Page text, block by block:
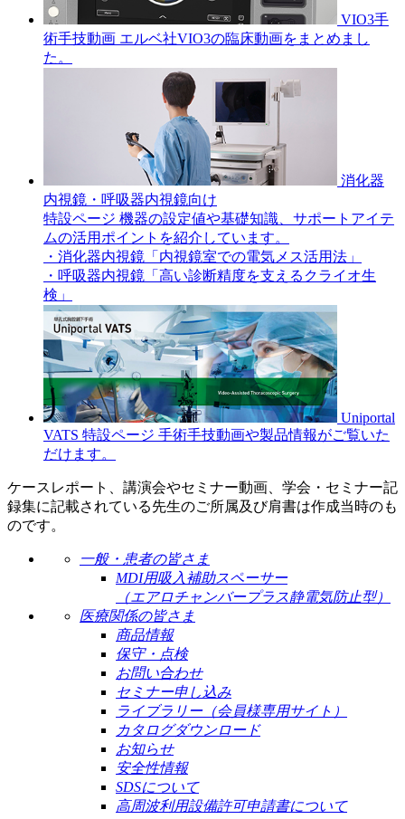
VIO3手
術手技動画 エルベ社VIO3の臨床動画をまとめまし
た。
消化器
内視鏡・呼吸器内視鏡向け
特設ページ 機器の設定値や基礎知識、サポートアイテ
ムの活用ポイントを紹介しています。
・消化器内視鏡「内視鏡室での電気メス活用法」
・呼吸器内視鏡「高い診断精度を支えるクライオ生
検」
Uniportal
VATS 特設ページ 手術手技動画や製品情報がご覧いた
だけます。
ケースレポート、講演会やセミナー動画、学会・セミナー記
録集に記載されている先生のご所属及び肩書は作成当時のも
のです。
一般・患者の皆さま
MDI用吸入補助スペーサー
（エアロチャンバープラス静電気防止型）
医療関係の皆さま
商品情報
保守・点検
お問い合わせ
セミナー申し込み
ライブラリー（会員様専用サイト）
カタログダウンロード
お知らせ
安全性情報
SDSについて
高周波利用設備許可申請書について